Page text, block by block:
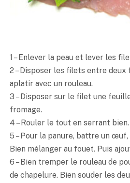
1 – Enlever la peau et lever les
2 – Disposer les filets entre
aplatir avec un rouleau.
3 – Disposer sur le filet une
fromage.
4 – Rouler le tout en serrant bien.
5 – Pour la panure, battre un
Bien mélanger au fouet. Puis
6 – Bien tremper le rouleau de
de chapelure. Bien souder les